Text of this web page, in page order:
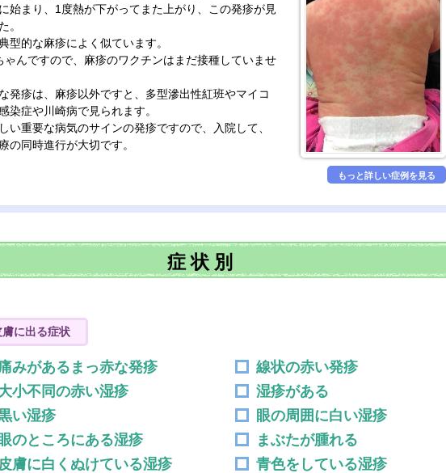
始まり、1度熱が下がってまた上がり、この発疹が見
。
型的な麻疹によく似ています。
ゃんですので、麻疹のワクチンはまだ接種していませ
発疹は、麻疹以外ですと、多型滲出性紅班やマイコ
染症や川崎病で見られます。
い重要な病気のサインの発疹ですので、入院して、
の同時進行が大切です。
もっと詳しい症例を見る
症 状 別
膚に出る症状
みがあるまっ赤な発疹
線状の赤い発疹
小不同の赤い湿疹
湿疹がある
い湿疹
眼の周囲に白い湿疹
眼のところにある湿疹
まぶたが腫れる
皮膚に白くぬけている湿疹
青色をしている湿疹